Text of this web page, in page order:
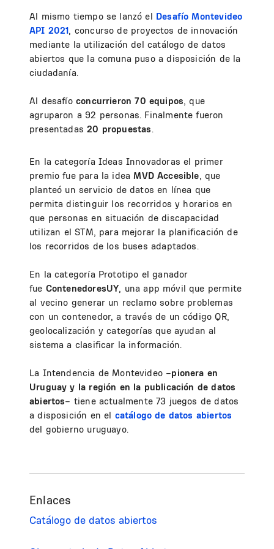
Al mismo tiempo se lanzó el Desafío Montevideo
API 2021, concurso de proyectos de innovación
mediante la utilización del catálogo de datos
abiertos que la comuna puso a disposición de la
ciudadanía.
Al desafío concurrieron 70 equipos, que
agruparon a 92 personas. Finalmente fueron
presentadas20 propuestas.
En la categoría Ideas Innovadoras el primer
premio fue para la idea MVD Accesible, que
planteó un servicio de datos en línea que
permita distinguir los recorridos y horarios en
que personas en situación de discapacidad
utilizan el STM, para mejorar la planificación de
los recorridos de los buses adaptados.
En la categoría Prototipo el ganador
fue ContenedoresUY, una app móvil que permite
al vecino generar un reclamo sobre problemas
con un contenedor, a través de un código QR,
geolocalización y categorías que ayudan al
sistema a clasificar la información.
La Intendencia de Montevideo –pionera en
Uruguay y la región en la publicación de datos
abiertos– tiene actualmente 73 juegos de datos
a disposición en el catálogo de datos abiertos
del gobierno uruguayo.
Enlaces
Catálogo de datos abiertos